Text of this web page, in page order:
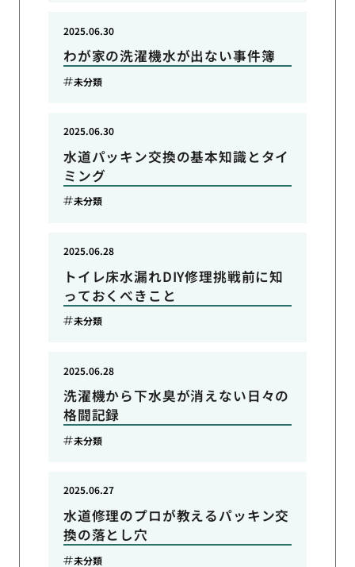
わが家の洗濯機水が出ない事件簿
2025.06.30
未分類
水道パッキン交換の基本知識とタイ
ミング
2025.06.30
未分類
トイレ床水漏れDIY修理挑戦前に知
っておくべきこと
2025.06.28
未分類
洗濯機から下水臭が消えない日々の
格闘記録
2025.06.28
未分類
水道修理のプロが教えるパッキン交
換の落とし穴
2025.06.27
未分類